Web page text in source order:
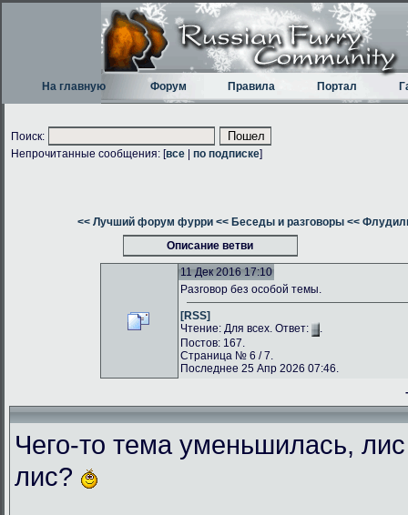
На главную Форум Правила Портал
Поиск:
Непрочитанные сообщения: [все по подписке]
<< Лучший форум фурри << Беседы и разговоры <<
Описание ветви
11 Дек 2016 17:10
Разговор без особой темы.
[RSS]
Чтение: Для всех. Ответ:
.
Постов: 167.
Страница № 6 / 7.
Последнее 25 Апр 2026 07:46.
Чего-то тема уменьшилась,
лис?